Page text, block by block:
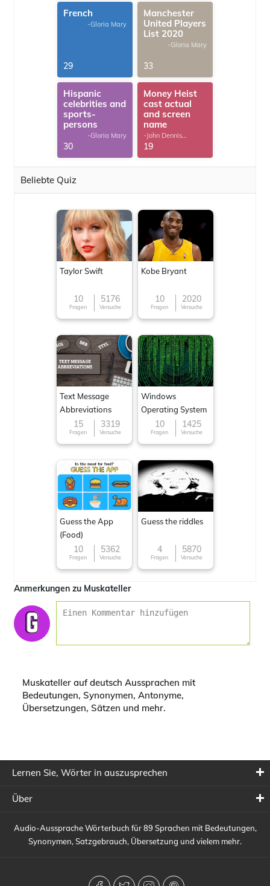
French
-Gloria Mary
29
Manchester
United Players
List 2020
-Gloria Mary
33
Hispanic
celebrities and
sports-
persons
-Gloria Mary
30
Money Heist
cast actual
and screen
name
-John Dennis
G.Thomas
19
Beliebte Quiz
Taylor Swift
10
Fragen
5176
Versuche
Kobe Bryant
10
Fragen
2020
Versuche
Text Message
Abbreviations
15
Fragen
3319
Versuche
Windows
Operating System
10
Fragen
1425
Versuche
Guess the App
(Food)
10
Fragen
5362
Versuche
Guess the riddles
4
Fragen
5870
Versuche
Anmerkungen zu Muskateller
Muskateller auf deutsch Aussprachen mit
Bedeutungen, Synonymen, Antonyme,
Übersetzungen, Sätzen und mehr.
Lernen Sie, Wörter in auszusprechen
Über
Audio-Aussprache Wörterbuch für 89 Sprachen mit Bedeutungen,
Synonymen, Satzgebrauch, Übersetzung und vielem mehr.